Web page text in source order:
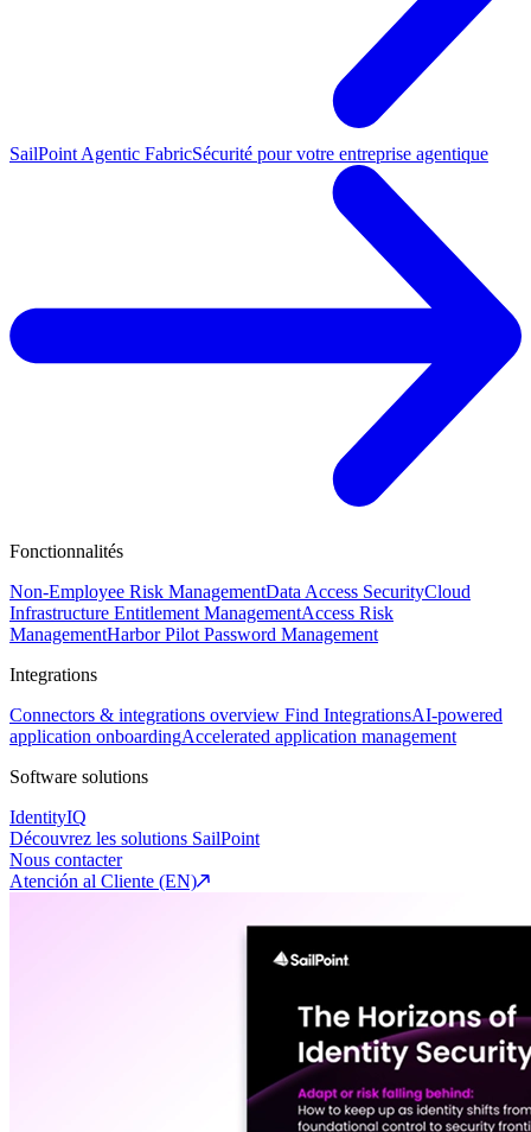
SailPoint Agentic FabricSécurité pour votre entreprise agentique
Fonctionnalités
Non-Employee Risk ManagementData Access SecurityCloud
Infrastructure Entitlement ManagementAccess Risk
ManagementHarbor Pilot Password Management
Integrations
Connectors & integrations overview Find IntegrationsAI-powered
application onboardingAccelerated application management
Software solutions
IdentityIQ
Découvrez les solutions SailPoint
Nous contacter
Atención al Cliente (EN)